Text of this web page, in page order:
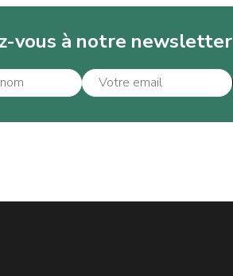
vous à notre newsletter